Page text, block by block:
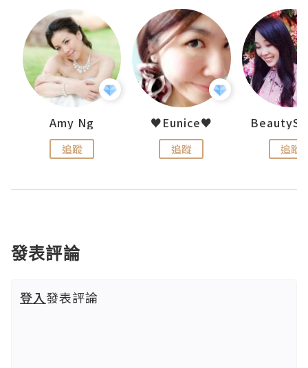
Amy Ng
追蹤
♥Eunice♥
追蹤 追蹤
發表評論
登入發表評論